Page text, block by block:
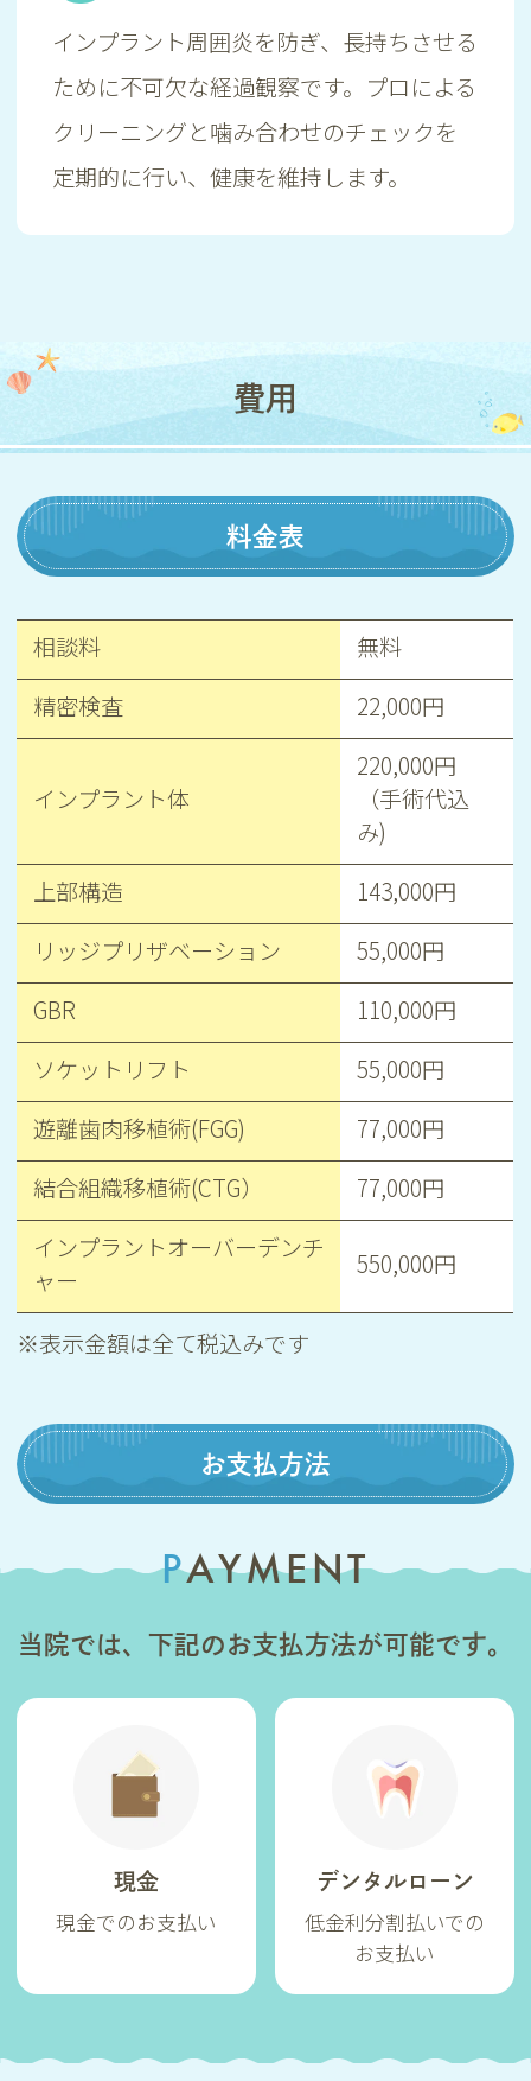
インプラント周囲炎を防ぎ、長持ちさせる
ために不可欠な経過観察です。プロによる
クリーニングと噛み合わせのチェックを
定期的に行い、健康を維持します。
費用
料金表
相談料
無料
精密検査
22,000円
インプラント体
220,000円
（手術代込
み)
上部構造
143,000円
リッジプリザベーション
55,000円
GBR
110,000円
ソケットリフト
55,000円
遊離歯肉移植術(FGG)
77,000円
結合組織移植術(CTG）
77,000円
インプラントオーバーデンチ
ャー
550,000円
※表示金額は全て税込みです
お支払方法
PAYMENT
当院では、下記のお支払方法が可能です。
現金
現金でのお支払い
デンタルローン
低金利分割払いでの
お支払い